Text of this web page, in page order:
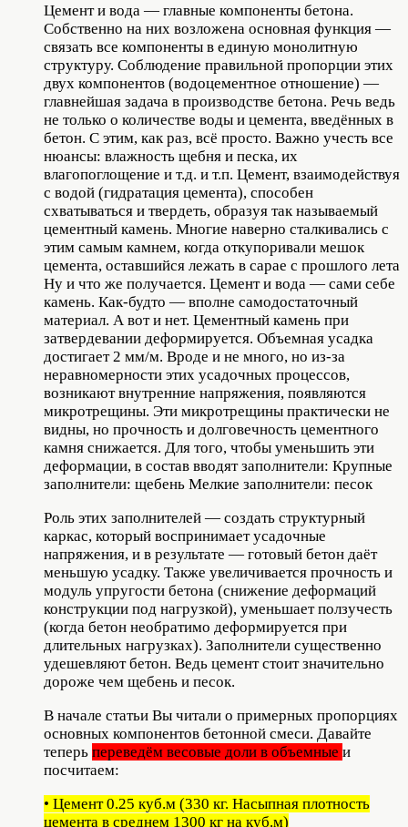
Цемент и вода — главные компоненты бетона.
Собственно на них возложена основная функция —
связать все компоненты в единую монолитную
структуру. Соблюдение правильной пропорции этих
двух компонентов (водоцементное отношение) —
главнейшая задача в производстве бетона. Речь ведь
не только о количестве воды и цемента, введённых в
бетон. С этим, как раз, всё просто. Важно учесть все
нюансы: влажность щебня и песка, их
влагопоглощение и т.д. и т.п. Цемент, взаимодействуя
с водой (гидратация цемента), способен
схватываться и твердеть, образуя так называемый
цементный камень. Многие наверно сталкивались с
этим самым камнем, когда откупоривали мешок
цемента, оставшийся лежать в сарае с прошлого лета
Ну и что же получается. Цемент и вода — сами себе
камень. Как-будто — вполне самодостаточный
материал. А вот и нет. Цементный камень при
затвердевании деформируется. Объемная усадка
достигает 2 мм/м. Вроде и не много, но из-за
неравномерности этих усадочных процессов,
возникают внутренние напряжения, появляются
микротрещины. Эти микротрещины практически не
видны, но прочность и долговечность цементного
камня снижается. Для того, чтобы уменьшить эти
деформации, в состав вводят заполнители: Крупные
заполнители: щебень Мелкие заполнители: песок
Роль этих заполнителей — создать структурный
каркас, который воспринимает усадочные
напряжения, и в результате — готовый бетон даёт
меньшую усадку. Также увеличивается прочность и
модуль упругости бетона (снижение деформаций
конструкции под нагрузкой), уменьшает ползучесть
(когда бетон необратимо деформируется при
длительных нагрузках). Заполнители существенно
удешевляют бетон. Ведь цемент стоит значительно
дороже чем щебень и песок.
В начале статьи Вы читали о примерных пропорциях
основных компонентов бетонной смеси. Давайте
теперь переведём весовые доли в объемные и
посчитаем:
• Цемент 0.25 куб.м (330 кг. Насыпная плотность
цемента в среднем 1300 кг на куб.м)